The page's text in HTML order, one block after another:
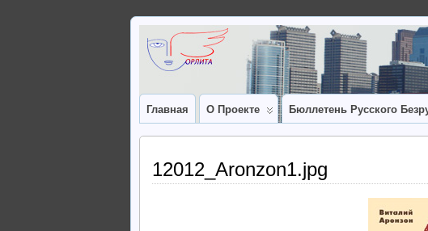
Главная О Проекте Бюллетень Русского
12012_Aronzon1.jpg